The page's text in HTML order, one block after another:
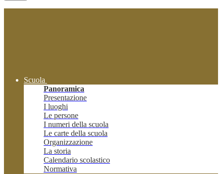
Scuola
Panoramica
Presentazione
I luoghi
Le persone
I numeri della scuola
Le carte della scuola
Organizzazione
La storia
Calendario scolastico
Normativa